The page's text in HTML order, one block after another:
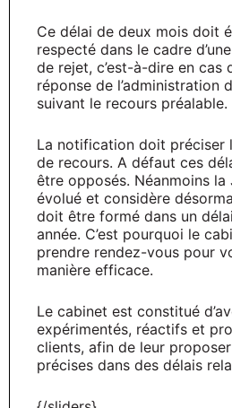
Ce délai de deux mois doit
respecté dans le cadre
de rejet, c’est-à-dire en cas
réponse de l’administration
suivant le recours préalable.
La notification doit préciser
de recours. A défaut ces
être opposés. Néanmoins la
évolué et considère
doit être formé dans un
année. C’est pourquoi le
prendre rendez-vous pour
manière efficace.
Le cabinet est constitué
expérimentés, réactifs et
clients, afin de leur
précises dans des délais